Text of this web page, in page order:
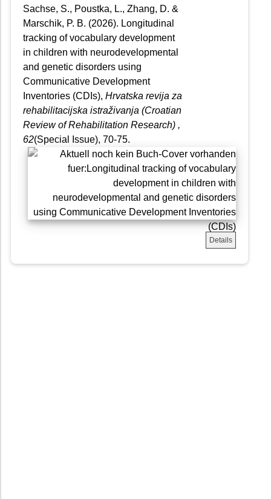
Sachse, S., Poustka, L., Zhang, D. &
Marschik, P. B. (2026). Longitudinal
tracking of vocabulary development
in children with neurodevelopmental
and genetic disorders using
Communicative Development
Inventories (CDIs), Hrvatska revija za
rehabilitacijska istraživanja (Croatian
Review of Rehabilitation Research) ,
62(Special Issue), 70-75.
Details